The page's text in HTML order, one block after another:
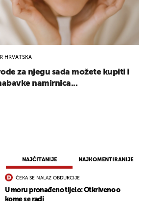
NAJČITANIJE NAJKOMENTIRANIJE
ČEKA SE NALAZ OBDUKCIJE
U moru pronađeno tijelo: Otkriveno o
kome se radi
HRVATSKA
za njegu sada možete kupiti i
namirnica...